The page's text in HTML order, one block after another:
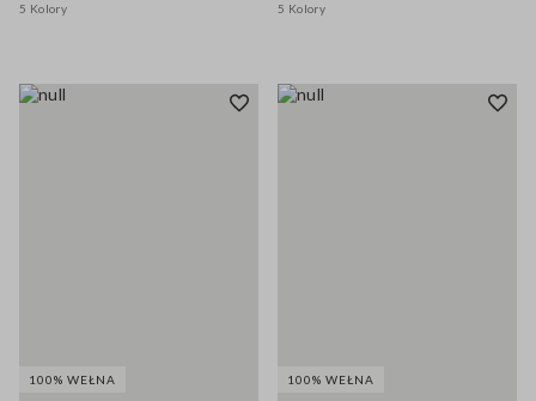
5 Kolory
5 Kolory
100% WEŁNA 100% WEŁNA